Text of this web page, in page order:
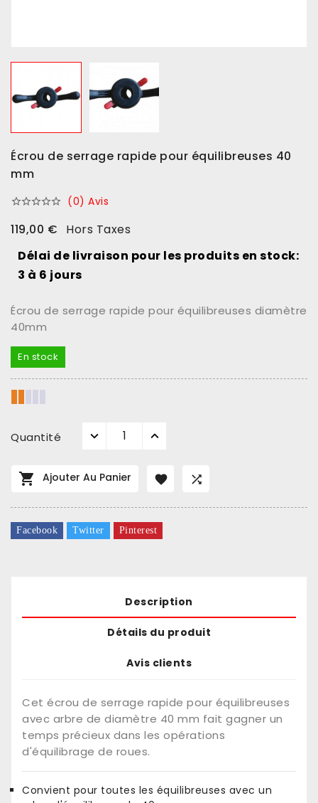
Écrou de serrage rapide pour équilibreuses 40
mm
 (0) Avis
119,00 €
Hors Taxes
Délai de livraison pour les produits en stock:
3 à 6 jours
Écrou de serrage rapide pour équilibreuses diamètre
40mm
En stock
Quantité
 Ajouter Au Panier  
Facebook Twitter Pinterest
Description
Détails du produit
Avis clients
Cet écrou de serrage rapide pour équilibreuses
avec arbre de diamètre 40 mm fait gagner un
temps précieux dans les opérations
d'équilibrage de roues.
Convient pour toutes les équilibreuses avec un